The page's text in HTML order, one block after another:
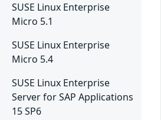
SUSE Linux Enterprise
Micro 5.1
SUSE Linux Enterprise
Micro 5.4
SUSE Linux Enterprise
Server for SAP Applications
15 SP6